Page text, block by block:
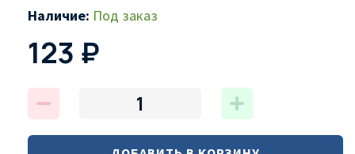
Наличие: Под заказ
123 ₽